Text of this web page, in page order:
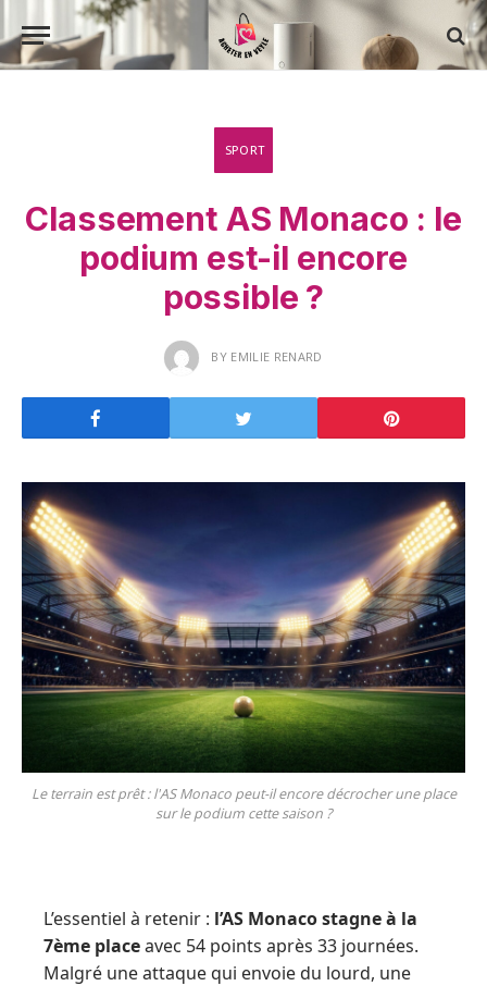
SPORT
Classement AS Monaco : le
podium est-il encore
possible ?
BY EMILIE RENARD
Le terrain est prêt : l'AS Monaco peut-il encore décrocher une place
sur le podium cette saison ?
L’essentiel à retenir : l’AS Monaco stagne à la
7ème placeavec 54 points après 33 journées.
Malgré une attaque qui envoie du lourd, une